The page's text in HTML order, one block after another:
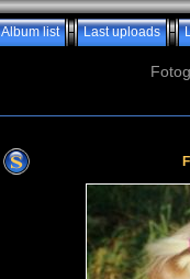
Album list Last uploads